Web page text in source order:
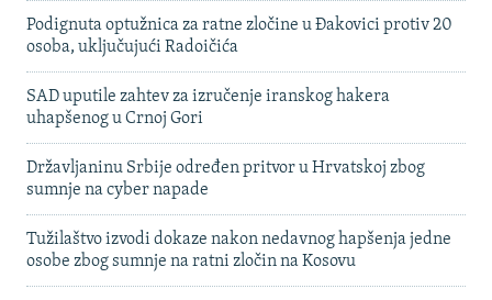
Podignuta optužnica za ratne zločine u Đakovici protiv 20
osoba, uključujući Radoičića
SAD uputile zahtev za izručenje iranskog hakera
uhapšenog u Crnoj Gori
Državljaninu Srbije određen pritvor u Hrvatskoj zbog
sumnje na cyber napade
Tužilaštvo izvodi dokaze nakon nedavnog hapšenja jedne
osobe zbog sumnje na ratni zločin na Kosovu